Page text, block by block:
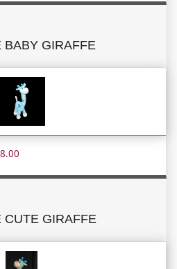
BABY GIRAFFE
CUTE GIRAFFE